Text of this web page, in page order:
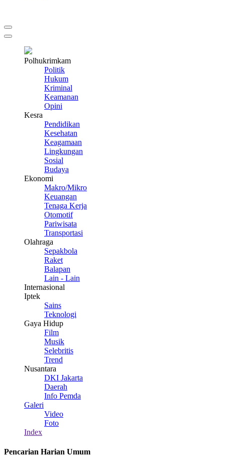
Polhukrimkam
Politik
Hukum
Kriminal
Keamanan
Opini
Kesra
Pendidikan
Kesehatan
Keagamaan
Lingkungan
Sosial
Budaya
Ekonomi
Makro/Mikro
Keuangan
Tenaga Kerja
Otomotif
Pariwisata
Transportasi
Olahraga
Sepakbola
Raket
Balapan
Lain - Lain
Internasional
Iptek
Sains
Teknologi
Gaya Hidup
Film
Musik
Selebritis
Trend
Nusantara
DKI Jakarta
Daerah
Info Pemda
Galeri
Video
Foto
Index
Pencarian Harian Umum